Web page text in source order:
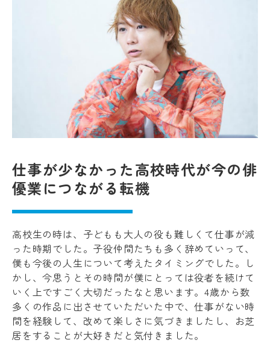
仕事が少なかった高校時代が今の俳
優業につながる転機
高校生の時は、子どもも大人の役も難しくて仕事が減
った時期でした。子役仲間たちも多く辞めていって、
僕も今後の人生について考えたタイミングでした。し
かし、今思うとその時間が僕にとっては役者を続けて
いく上ですごく大切だったなと思います。4歳から数
多くの作品に出させていただいた中で、仕事がない時
間を経験して、改めて楽しさに気づきましたし、お芝
居をすることが大好きだと気付きました。